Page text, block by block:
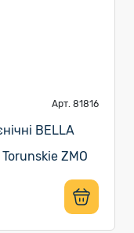
Арт. 81816
BELLA
ZMO